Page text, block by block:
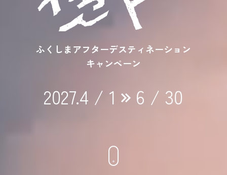
ふくしまアフターデスティネーション
キャンペーン
2027.4 / 1 6 / 30